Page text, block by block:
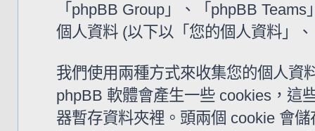
「phpBB Group」、「phpBB
個人資料 (以下以「您的個人資料」
我們使用兩種方式來收集您的個人資
phpBB 軟體會產生一些 cookies，這
器暫存資料夾裡。頭兩個 cookie 會